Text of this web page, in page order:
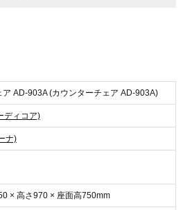
ア AD-903A (カウンターチェア AD-903A)
ディコア)
ナ)
× 高さ970 × 座面高750mm